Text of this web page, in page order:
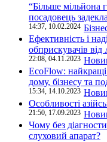
“Більше мільйона
посадовець
14:37, 10.02.2024
Ефективність і
обприскувачів
22:08, 04.11.2023
EcoFlow: найкращі
дому, бізнесу та
15:34, 14.10.2023
Особливості
21:50, 17.09.2023
Чому без
слуховий апарат?